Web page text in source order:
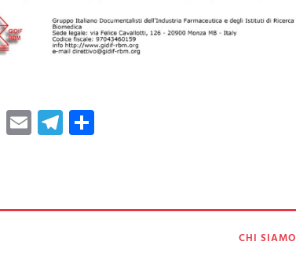
Facebook
EmailTelegram
CHI SIAMO